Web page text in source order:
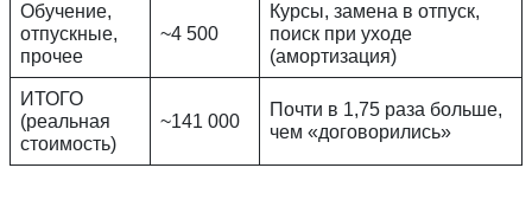
Обучение,
отпускные,
прочее
~4 500
Курсы, замена в отпуск,
поиск при уходе
(амортизация)
ИТОГО
(реальная
стоимость)
~141 000
Почти в 1,75 раза больше,
чем «договорились»